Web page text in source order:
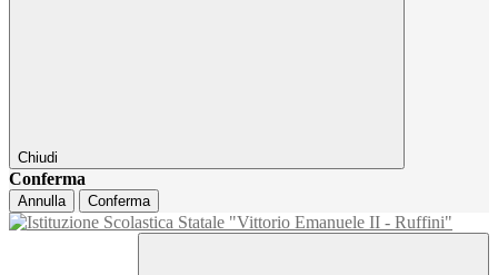
Chiudi
Conferma
Annulla Conferma